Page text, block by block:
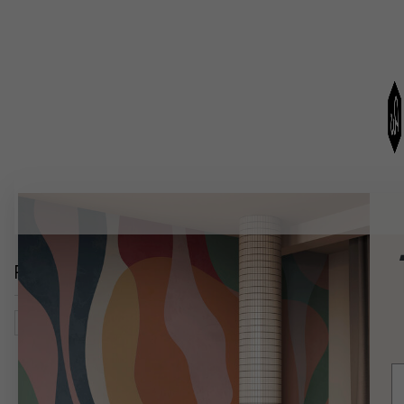
Relaterade kategorier
Natur Blommor Magnolior Botaniska Illustrationer